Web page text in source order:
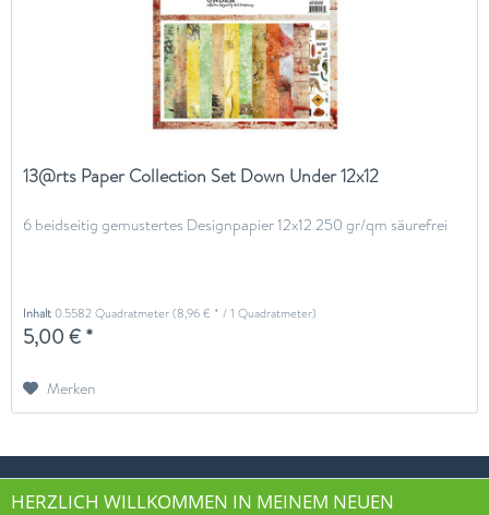
13@rts Paper Collection Set Down Under 12x12
6 beidseitig gemustertes Designpapier 12x12 250 gr/qm säurefrei
Inhalt0.5582 Quadratmeter(8,96 € * / 1 Quadratmeter)
5,00 € *
Merken
HERZLICH WILLKOMMEN IN MEINEM NEUEN